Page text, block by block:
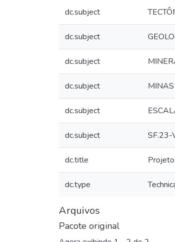
dc.subject
dc.subject
dc.subject
dc.subject
dc.subject
dc.subject SF.23-
dc.title
dc.type
Arquivos
Pacote original